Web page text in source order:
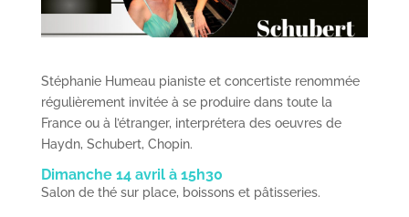
Stéphanie Humeau pianiste et concertiste renommée
régulièrement invitée à se produire dans toute la
France ou à l’étranger, interprétera des oeuvres de
Haydn, Schubert, Chopin.
Dimanche 14 avril à 15h30
Salon de thé sur place, boissons et pâtisseries.